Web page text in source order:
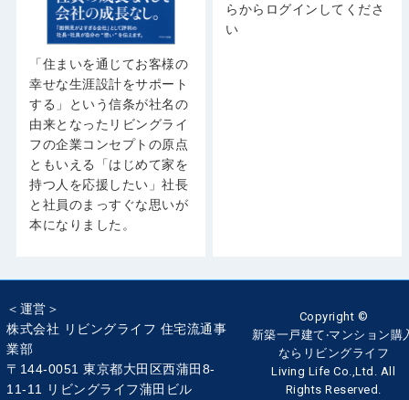
「住まいを通じてお客様の
幸せな生涯設計をサポート
する」という信条が社名の
由来となったリビングライ
フの企業コンセプトの原点
ともいえる「はじめて家を
持つ人を応援したい」社長
と社員のまっすぐな思いが
本になりました。
らからログインしてくださ
い
＜運営＞
株式会社 リビングライフ 住宅流通事
業部
〒144-0051 東京都大田区西蒲田8-
11-11 リビングライフ蒲田ビル
Copyright ©
新築一戸建て‧マンション購
ならリビングライフ
Living Life Co.,Ltd. All
Rights Reserved.